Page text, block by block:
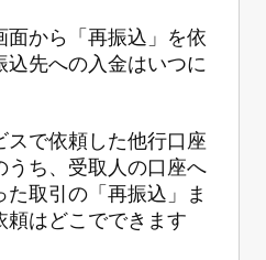
面から「再振込」を依
込先への入金はいつに
スで依頼した他行口座
うち、受取人の口座へ
取引の「再振込」ま
頼はどこでできます